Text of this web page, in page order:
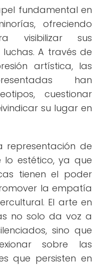
fundamental en
ofreciendo
visibilizar sus
A través de
artística, las
han
cuestionar
su lugar en
representación de
estético, ya que
tienen el poder
la empatía
El arte en
no solo da voz a
sino que
sobre las
que persisten en